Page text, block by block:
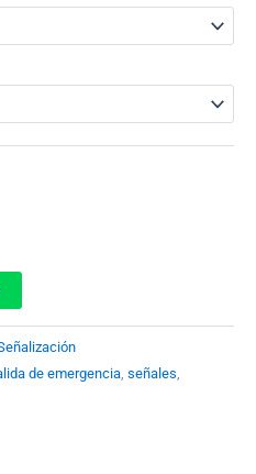
de emergencia señales